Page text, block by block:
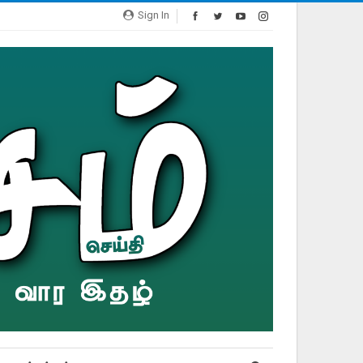
Sign In